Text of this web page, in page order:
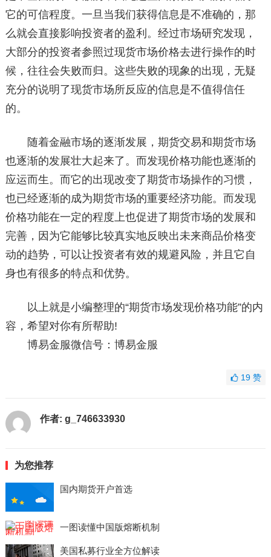
它的可信程度。一旦当我们获得信息是不准确的，那
么就会直接影响投资者的盈利。经过市场研究发现，
大部分的投资者参照过现货市场价格去进行操作的时
候，往往会失败而归。这些失败的现象的出现，无疑
充分的说明了现货市场所反应的信息是不值得信任
的。
随着金融市场的逐渐发展，期货交易和期货市场
也逐渐的发展壮大起来了。而发现价格功能也逐渐的
应运而生。而它的出现改变了期货市场操作的习惯，
也已经逐渐的成为期货市场的重要经济功能。而发现
价格功能在一定的程度上也促进了期货市场的发展和
完善，因为它能够比较真实地反映出未来商品价格变
动的趋势，可以让投资者有效的规避风险，并且它自
身也有很多的特点和优势。
以上就是小编整理的“期货市场发现价格功能”的内
容，希望对你有所帮助!
博易金服微信号：博易金服
19赞
作者: g_746633930
为您推荐
国内期货开户首选
一图读懂中国版熔断机制
美国私募行业全方位解读